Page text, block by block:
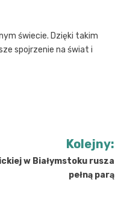
świecie. Dzięki takim
spojrzenie na świat i
Kolejny:
w Białymstoku rusza
pełną parą